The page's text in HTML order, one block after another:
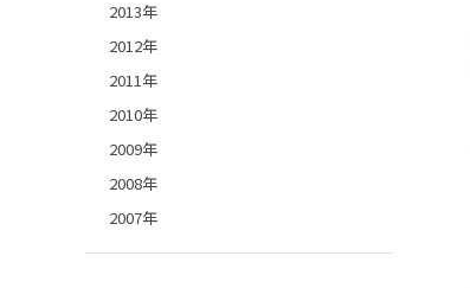
2013年
2012年
2011年
2010年
2009年
2008年
2007年